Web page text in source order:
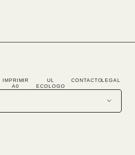
IMPRIMIR
A0
UL
ECOLOGO
CONTACTOLEGAL